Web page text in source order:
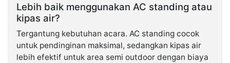
Lebih baik menggunakan AC standing atau
kipas air?
Tergantung kebutuhan acara. AC standing cocok
untuk pendinginan maksimal, sedangkan kipas air
lebih efektif untuk area semi outdoor dengan biaya